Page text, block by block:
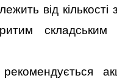
від
складським